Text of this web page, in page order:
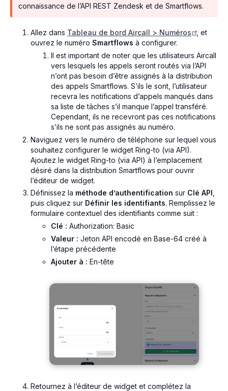
connaissance de l’API REST Zendesk et de Smartflows.
Allez dans Tableau de bord Aircall > Numéros
, et
ouvrez le numéro Smartflows à configurer.
Il est important de noter que les utilisateurs Aircall
vers lesquels les appels seront routés via l’API
n’ont pas besoin d’être assignés à la distribution
des appels Smartflows. S’ils le sont, l’utilisateur
recevra les notifications d’appels manqués dans
sa liste de tâches s’il manque l’appel transféré.
Cependant, ils ne recevront pas ces notifications
s’ils ne sont pas assignés au numéro.
Naviguez vers le numéro de téléphone sur lequel vous
souhaitez configurer le widget Ring-to (via API).
Ajoutez le widget Ring-to (via API) à l’emplacement
désiré dans la distribution Smartflows pour ouvrir
l’éditeur de widget.
Définissez la méthode d’authentification sur Clé API
puis cliquez sur Définir les identifiants. Remplissez le
formulaire contextuel des identifiants comme suit :
Clé : Authorization: Basic
Valeur : Jeton API encodé en Base-64 créé à
l’étape précédente
Ajouter à : En-tête
Retournez à l’éditeur de widget et complétez la